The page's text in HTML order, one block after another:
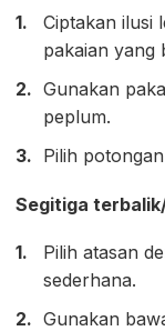
Ciptakan ilusi
pakaian yang
Gunakan
peplum.
Pilih
Segitiga
Pilih atasan
sederhana.
Gunakan